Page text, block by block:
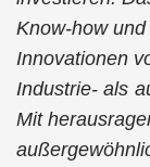
Know-how
Innovationen
Industrie- als
Mit